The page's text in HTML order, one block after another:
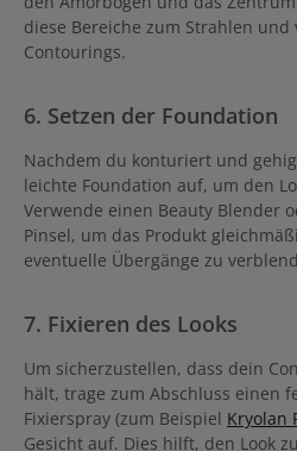
diese Bereiche zum Strahlen und
Contourings.
6. Setzen der Foundation
Nachdem du konturiert und
leichte Foundation auf, um den
Verwende einen Beauty Blender
Pinsel, um das Produkt
eventuelle Übergänge zu
7. Fixieren des Looks
Um sicherzustellen, dass dein
hält, trage zum Abschluss einen
Fixierspray (zum Beispiel Kryolan
Gesicht auf. Dies hilft, den Look